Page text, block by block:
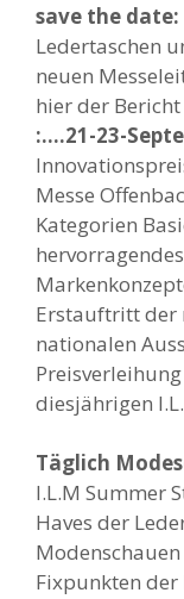
save the date:
Ledertaschen
neuen
hier der
:….21-23-
Messe
Kategorien
Erstauftritt der
nationalen
diesjährigen
Täglich
I.L.M Summer
Haves der
Fixpunkten der